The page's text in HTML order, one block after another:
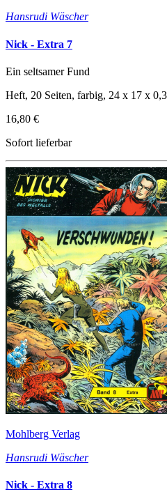
Hansrudi Wäscher
Nick - Extra 7
Ein seltsamer Fund
Heft, 20 Seiten, farbig, 24 x 17 x
16,80 €
Sofort lieferbar
Mohlberg Verlag
Hansrudi Wäscher
Nick - Extra 8